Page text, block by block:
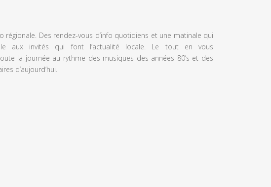
régionale. Des rendez-vous d’info quotidiens et une matinale qui
aux invités qui font l’actualité locale. Le tout en vous
la journée au rythme des musiques des années 80’s et des
d’aujourd’hui.